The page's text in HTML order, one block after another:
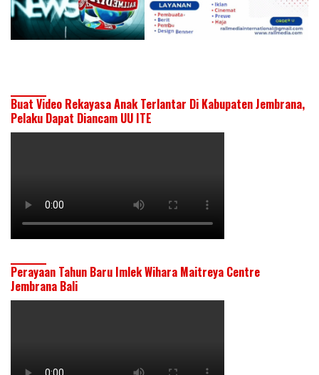
Buat Video Rekayasa Anak Terlantar Di Kabupaten Jembrana,
Pelaku Dapat Diancam UU ITE
Perayaan Tahun Baru Imlek Wihara Maitreya Centre
Jembrana Bali